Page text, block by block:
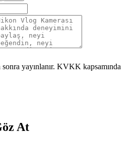
yayınlanır. KVKK kapsamında
At